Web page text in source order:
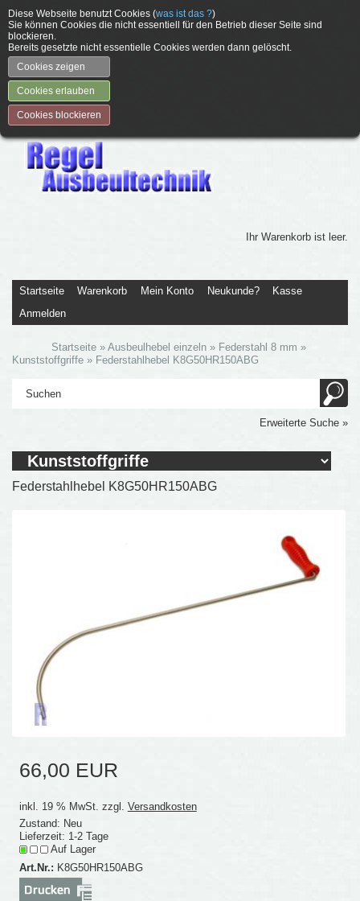
Diese Webseite benutzt Cookies (was ist das ?)
Sie können Cookies die nicht essentiell für den Betrieb dieser Seite sind
blockieren.
Bereits gesetzte nicht essentielle Cookies werden dann gelöscht.
Cookies zeigen
Cookies erlauben
Cookies blockieren
Ihr Warenkorb ist leer.
Startseite Warenkorb Mein Konto Neukunde?
Kasse
Anmelden
Startseite »Ausbeulhebel einzeln » Federstahl 8 mm »
Kunststoffgriffe » Federstahlhebel K8G50HR150ABG
Erweiterte Suche »
Federstahlhebel K8G50HR150ABG
66,00 EUR
inkl. 19 % MwSt. zzgl. Versandkosten
Zustand: Neu
Lieferzeit: 1-2 Tage
Auf Lager
Art.Nr.: K8G50HR150ABG